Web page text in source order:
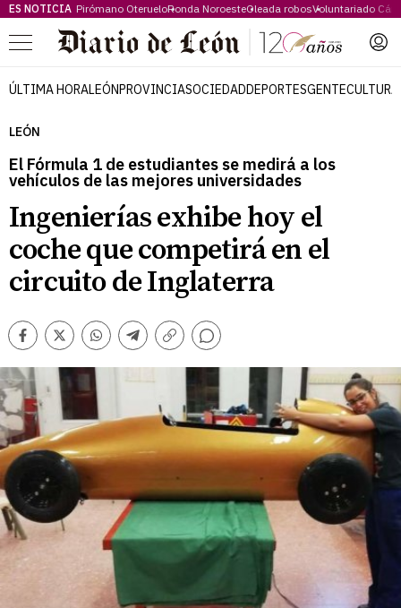
ES NOTICIA Pirómano OterueloRonda NoroesteOleada robosVoluntariado
Menú
ÚLTIMA HORALEÓNPROVINCIASOCIEDADDEPORTESGENTECULTURA
LEÓN
El Fórmula 1 de estudiantes se medirá a los
vehículos de las mejores universidades
Ingenierías exhibe hoy el
coche que competirá en el
circuito de Inglaterra
Facebook
TwitterWhatsappTelegram
Copiar
Comentarios